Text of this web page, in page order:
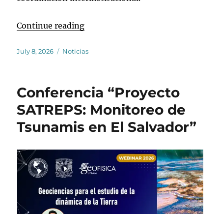
Continue reading“Se realizan reuniones de
Posted
July 8, 2026 Categories
Noticias
Conferencia “Proyecto
SATREPS: Monitoreo de
Tsunamis en El Salvador”